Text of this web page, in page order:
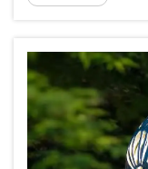
jardim mágico
permitindo que
combina...